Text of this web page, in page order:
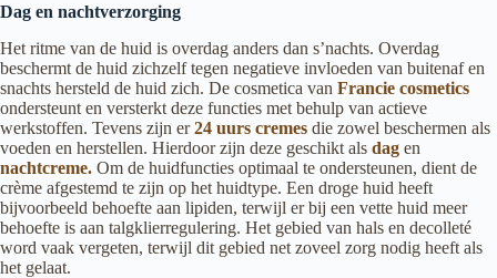
Dag en nachtverzorging
Het ritme van de huid is overdag anders dan s’nachts. Overdag
beschermt de huid zichzelf tegen negatieve invloeden van buitenaf en
snachts hersteld de huid zich. De cosmetica van Francie cosmetics
ondersteunt en versterkt deze functies met behulp van actieve
werkstoffen. Tevens zijn er24 uurs cremes die zowel beschermen als
voeden en herstellen. Hierdoor zijn deze geschikt als dag en
nachtcreme. Om de huidfuncties optimaal te ondersteunen, dient de
crème afgestemd te zijn op het huidtype. Een droge huid heeft
bijvoorbeeld behoefte aan lipiden, terwijl er bij een vette huid meer
behoefte is aan talgklierregulering. Het gebied van hals en decolleté
word vaak vergeten, terwijl dit gebied net zoveel zorg nodig heeft als
het gelaat.